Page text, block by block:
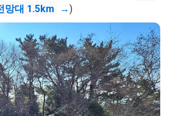
망대 1.5km
→)